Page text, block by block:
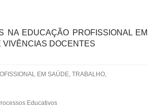
NA EDUCAÇÃO PROFISSIONAL EM
DOCENTES
EM SAÚDE, TRABALHO,
Educativos